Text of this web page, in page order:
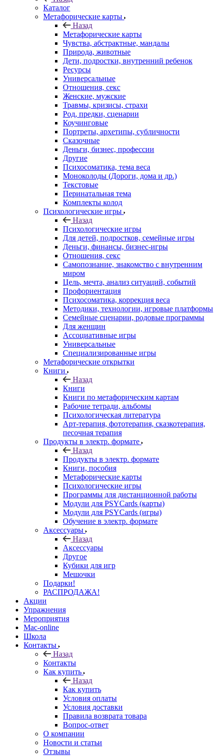
Каталог
Mетафорические карты
Назад
Mетафорические карты
Чувства, абстрактные, мандалы
Природа, животные
Дети, подростки, внутренний ребенок
Ресурсы
Универсальные
Отношения, секс
Женские, мужские
Травмы, кризисы, страхи
Род, предки, сценарии
Коучинговые
Портреты, архетипы, субличности
Сказочные
Деньги, бизнес, профессии
Другие
Психосоматика, тема веса
Моноколоды (Дороги, дома и др.)
Текстовые
Перинатальная тема
Комплекты колод
Психологические игры
Назад
Психологические игры
Для детей, подростков, семейные игры
Деньги, финансы, бизнес-игры
Отношения, секс
Самопознание, знакомство с внутренним
миром
Цель, мечта, анализ ситуаций, событий
Профориентация
Психосоматика, коррекция веса
Методики, технологии, игровые платформы
Семейные сценарии, родовые программы
Для женщин
Ассоциативные игры
Универсальные
Специализированные игры
Метафорические открытки
Книги
Назад
Книги
Книги по метафорическим картам
Рабочие тетради, альбомы
Психологическая литература
Арт-терапия, фототерапия, сказкотерапия,
песочная терапия
Продукты в электр. формате
Назад
Продукты в электр. формате
Книги, пособия
Метафорические карты
Психологические игры
Программы для дистанционной работы
Модули для PSYCards (карты)
Модули для PSYCards (игры)
Обучение в электр. формате
Аксессуары
Назад
Аксессуары
Другое
Кубики для игр
Мешочки
Подарки!
РАСПРОДАЖА!
Акции
Упражнения
Мероприятия
Mac-online
Школа
Контакты
Назад
Контакты
Как купить
Назад
Как купить
Условия оплаты
Условия доставки
Правила возврата товара
Вопрос-ответ
О компании
Новости и статьи
Отзывы